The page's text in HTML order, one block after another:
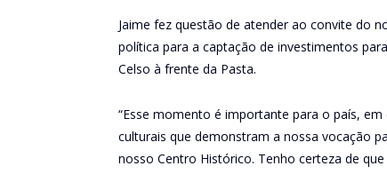
Jaime fez questão de atender ao convite do
política para a captação de investimentos
Celso à frente da Pasta.
“Esse momento é importante para o país,
culturais que demonstram a nossa vocação
nosso Centro Histórico. Tenho certeza de